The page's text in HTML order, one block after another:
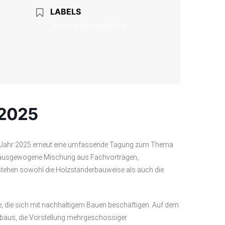
LABELS
2025 erneut eine umfassende Tagung zum Thema
Mischung aus Fachvorträgen,
sowohl die Holzständerbauweise als auch die
die sich mit nachhaltigem Bauen beschäftigen. Auf dem
die Vorstellung mehrgeschossiger